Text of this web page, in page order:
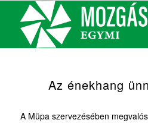
Az énekhang
A Müpa szervezésében